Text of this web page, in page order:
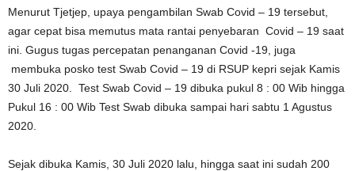
Menurut Tjetjep, upaya pengambilan Swab Covid – 19 tersebut,
agar cepat bisa memutus mata rantai penyebaran Covid – 19 saat
ini. Gugus tugas percepatan penanganan Covid -19, juga
membuka posko test Swab Covid – 19 di RSUP kepri sejak Kamis
30 Juli 2020.
Test Swab Covid – 19 dibuka pukul 8 : 00 Wib hingga
Pukul 16 : 00 Wib Test Swab dibuka sampai hari sabtu 1 Agustus
2020.
Sejak dibuka Kamis, 30 Juli 2020 lalu, hingga saat ini sudah 200